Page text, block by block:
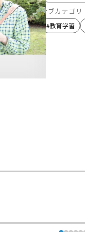
サブカテゴリ
#教育学習